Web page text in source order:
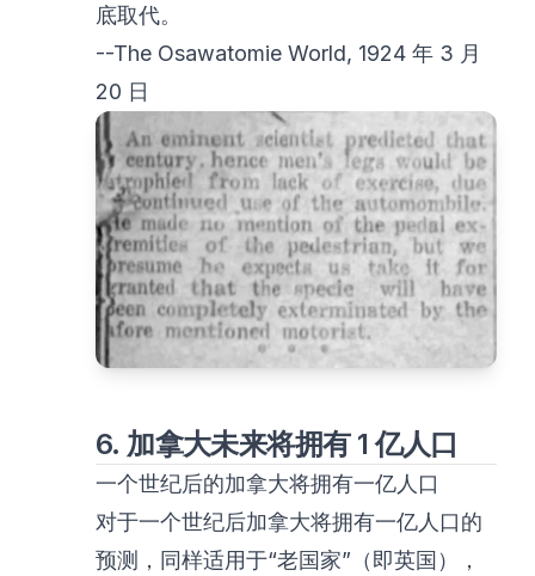
底取代。
--The Osawatomie World, 1924 年 3 月
20 日
6. 加拿大未来将拥有 1 亿人口
一个世纪后的加拿大将拥有一亿人口
对于一个世纪后加拿大将拥有一亿人口的
预测，同样适用于“老国家”（即英国），